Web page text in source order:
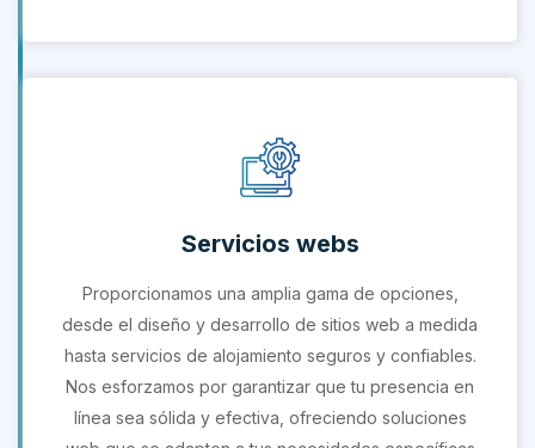
Servicios webs
Proporcionamos una amplia gama de opciones,
desde el diseño y desarrollo de sitios web a medida
hasta servicios de alojamiento seguros y confiables.
Nos esforzamos por garantizar que tu presencia en
línea sea sólida y efectiva, ofreciendo soluciones